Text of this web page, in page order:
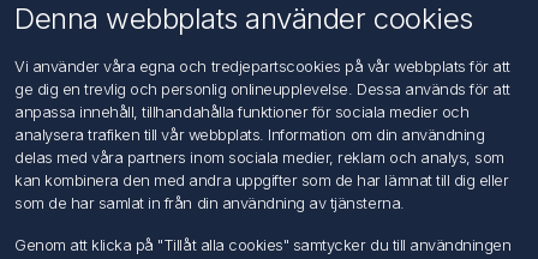
Kontakta oss
Kundtjänst
Sök
Mitt konto
Denna webbplats använder cookies
Vi använder våra egna och tredjepartscookies på vår webbplats för att
ge dig en trevlig och personlig onlineupplevelse. Dessa används för att
anpassa innehåll, tillhandahålla funktioner för sociala medier och
analysera trafiken till vår webbplats. Information om din användning
delas med våra partners inom sociala medier, reklam och analys, som
kan kombinera den med andra uppgifter som de har lämnat till dig eller
som de har samlat in från din användning av tjänsterna.
Genom att klicka på "Tillåt alla cookies" samtycker du till användningen